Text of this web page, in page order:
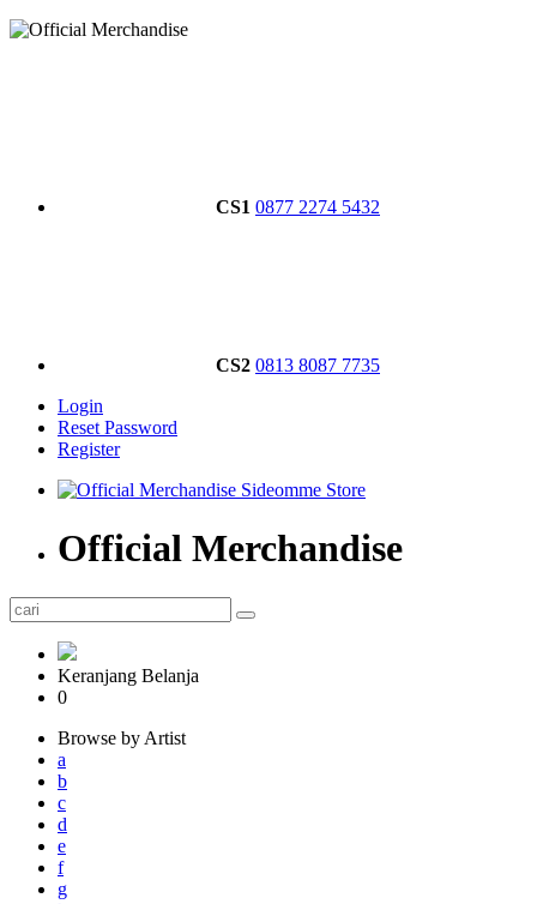
CS1 0877 2274 5432
CS2 0813 8087 7735
Login
Reset Password
Register
Official Merchandise
Keranjang Belanja
0
Browse by Artist
a
b
c
d
e
f
g